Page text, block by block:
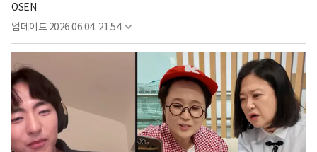
OSEN
업데이트 2026.06.04. 21:54